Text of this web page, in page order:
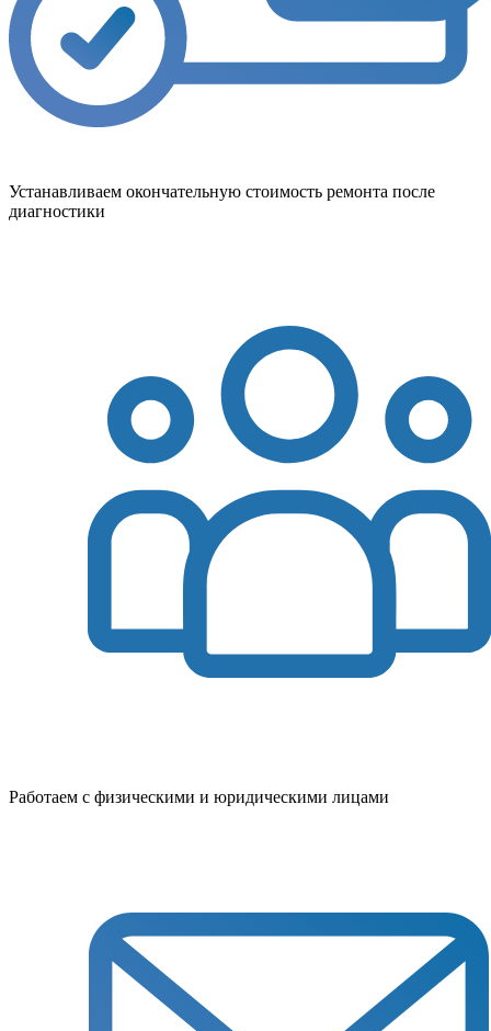
Устанавливаем окончательную стоимость ремонта после
диагностики
Работаем с физическими и юридическими лицами